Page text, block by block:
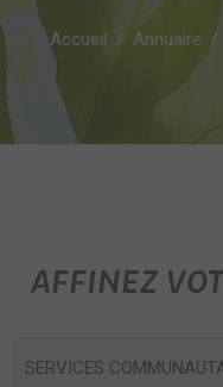
Accueil Annuaire
AFFINEZ
SERVICES